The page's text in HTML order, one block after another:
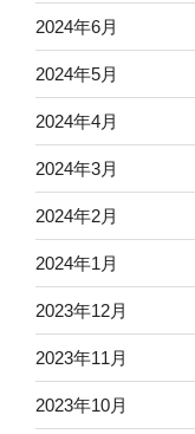
2024年6月
2024年5月
2024年4月
2024年3月
2024年2月
2024年1月
2023年12月
2023年11月
2023年10月